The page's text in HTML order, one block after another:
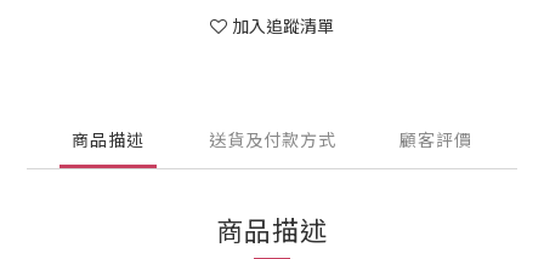
加入追蹤清單
商品描述 送貨及付款方式 顧客評價
商品描述